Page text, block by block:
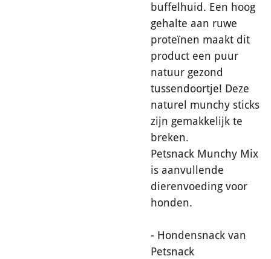
buffelhuid. Een hoog
gehalte aan ruwe
proteïnen maakt dit
product een puur
natuur gezond
tussendoortje! Deze
naturel munchy sticks
zijn gemakkelijk te
breken.
Petsnack Munchy Mix
is aanvullende
dierenvoeding voor
honden.
- Hondensnack van
Petsnack